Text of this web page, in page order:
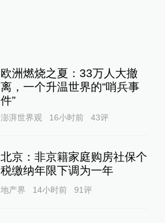
欧洲燃烧之夏：33万人大撤
离，一个升温世界的“哨兵事
件”
澎湃世界观 16小时前 43评
北京：非京籍家庭购房社保个
税缴纳年限下调为一年
地产界 14小时前 91评